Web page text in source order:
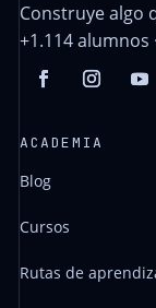
Construye algo
+1.114
ACADEMIA
Blog
Cursos
Rutas de